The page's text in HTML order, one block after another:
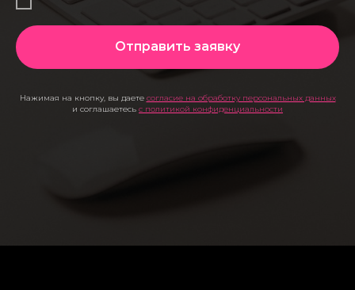
Отправить заявку
Нажимая на кнопку, вы даете согласие на обработку персональных данных
и соглашаетесь c политикой конфиденциальности